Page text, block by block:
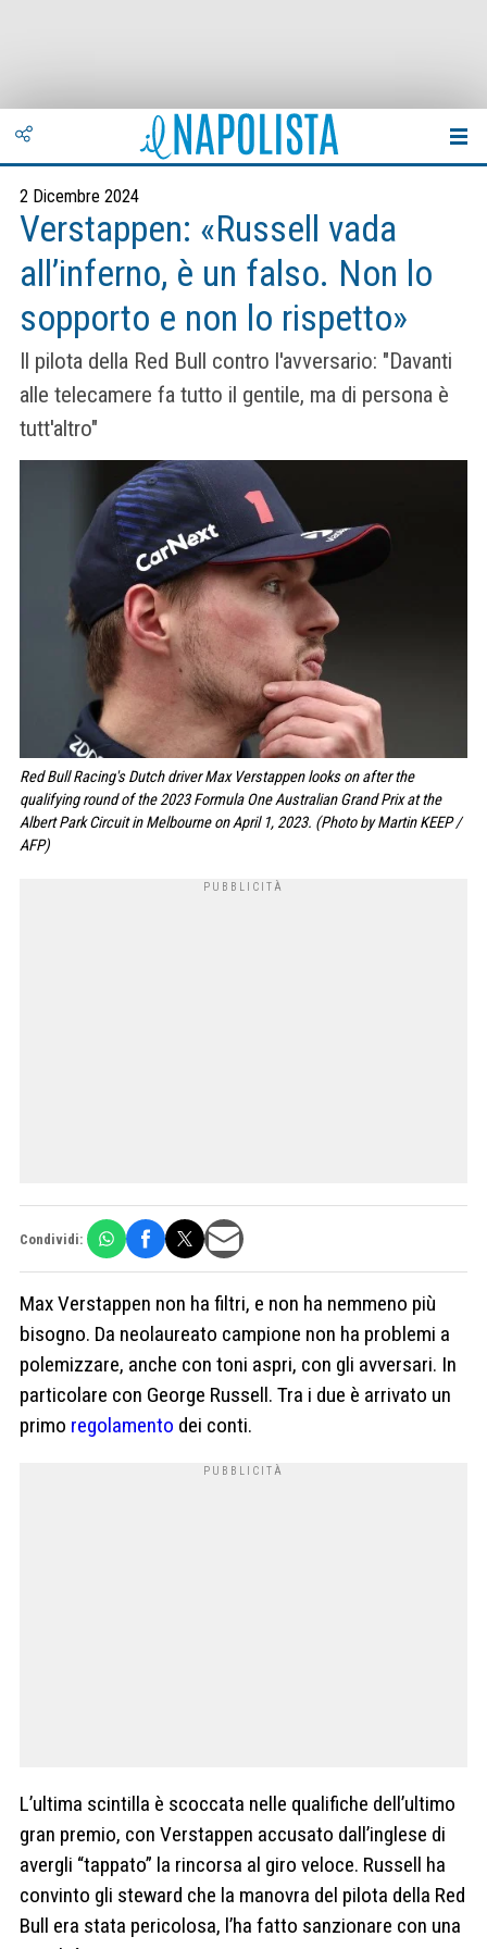
2 Dicembre 2024
Verstappen: «Russell vada
all’inferno, è un falso. Non lo
sopporto e non lo rispetto»
Il pilota della Red Bull contro l'avversario: "Davanti
alle telecamere fa tutto il gentile, ma di persona è
tutt'altro"
Red Bull Racing's Dutch driver Max Verstappen looks on after the
qualifying round of the 2023 Formula One Australian Grand Prix at the
Albert Park Circuit in Melbourne on April 1, 2023. (Photo by Martin KEEP /
AFP)
Condividi:
Max Verstappen non ha filtri, e non ha nemmeno più
bisogno. Da neolaureato campione non ha problemi a
polemizzare, anche con toni aspri, con gli avversari. In
particolare con George Russell. Tra i due è arrivato un
primo regolamento dei conti.
L’ultima scintilla è scoccata nelle qualifiche dell’ultimo
gran premio, con Verstappen accusato dall’inglese di
avergli “tappato” la rincorsa al giro veloce. Russell ha
convinto gli steward che la manovra del pilota della Red
Bull era stata pericolosa, l’ha fatto sanzionare con una